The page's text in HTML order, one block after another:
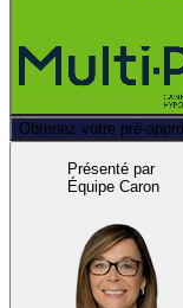
Obtenez votre pré-
Présenté par
Équipe Caron